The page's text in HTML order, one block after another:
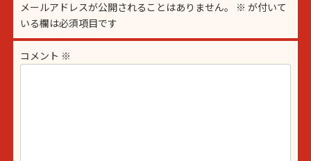
メールアドレスが公開されることはありません。 ※ が付いて
いる欄は必須項目です
コメント ※